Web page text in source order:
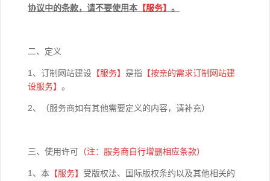
协议中的条款，请不要使用本 【服务】 。
二、定义
1、订制网站建设 【服务】 是指 【按亲的需求订制网站建
设服务】 。
2、（服务商如有其他需要定义的内容，请补充）
三、使用许可 （注：服务商自行增删相应条款）
1、本 【服务】 受版权法、国际版权条约以及其他相关的